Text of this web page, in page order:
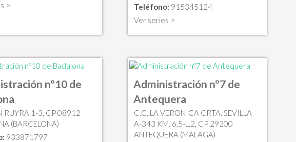
>
Teléfono: 915345124
Ver series >
nº10 de
RUYRA 1-3, CP 08912
(BARCELONA)
933871797
Administración nº7 de
Antequera
C.C. LA VERONICA CRTA. SEVILLA
A-343 KM. 6,5-L.2, CP 29200
ANTEQUERA (MALAGA)